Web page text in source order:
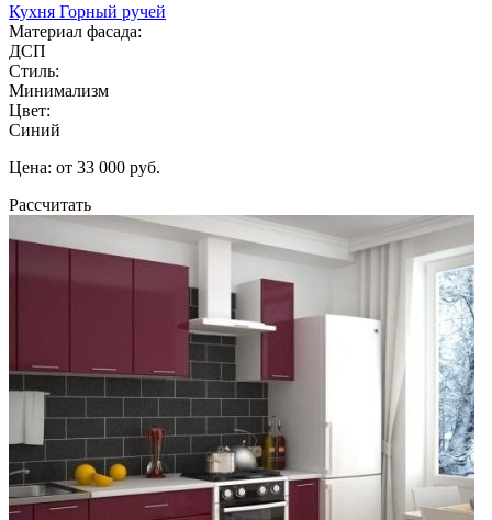
Кухня Горный ручей
Материал фасада:
ДСП
Стиль:
Минимализм
Цвет:
Синий
Цена: от 33 000 руб.
Рассчитать